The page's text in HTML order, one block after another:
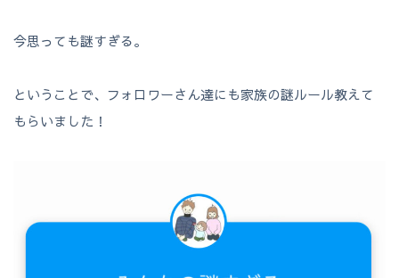
今思っても謎すぎる。
ということで、フォロワーさん達にも家族の謎ルール教えて
もらいました！